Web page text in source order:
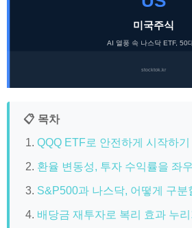
미국주식
AI 열풍 속 나스닥 ETF, 50
stocktok.kr
📋 목차
QQQ ETF로 안전하게 시작하기
환율 변동성, 투자 수익률을 좌
S&P500과 나스닥, 어떻게 구분
배당금 재투자로 복리 효과 누리